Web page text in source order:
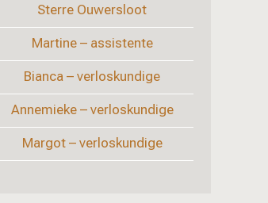
Sterre Ouwersloot
Martine – assistente
Bianca – verloskundige
Annemieke – verloskundige
Margot – verloskundige